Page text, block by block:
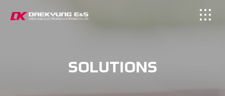
SOLUTIONS